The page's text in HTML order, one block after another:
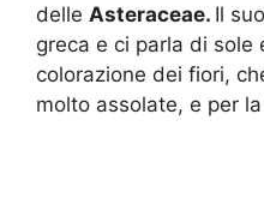
delle Asteraceae. Il
greca e ci parla di sole
colorazione dei fiori,
molto assolate, e per